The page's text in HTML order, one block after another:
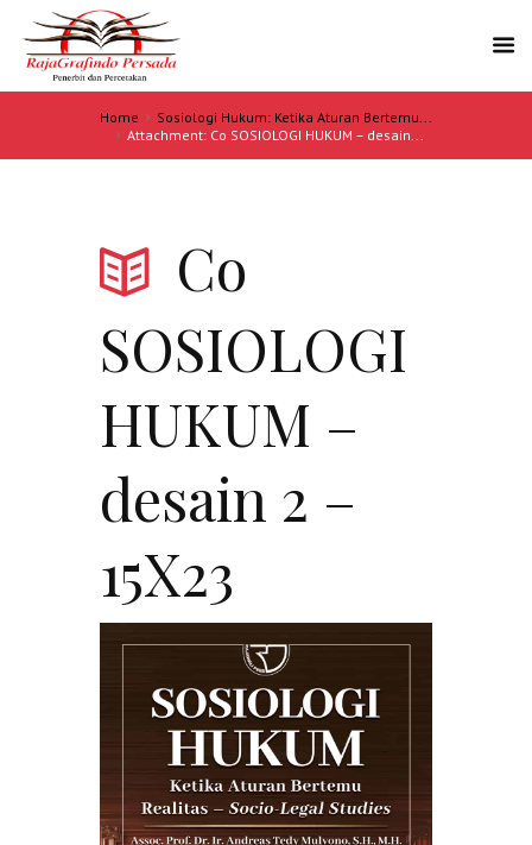
Home
Sosiologi Hukum: Ketika Aturan Bertemu...
Attachment: Co SOSIOLOGI HUKUM – desain...
Co
SOSIOLOGI
HUKUM –
desain 2 –
15X23